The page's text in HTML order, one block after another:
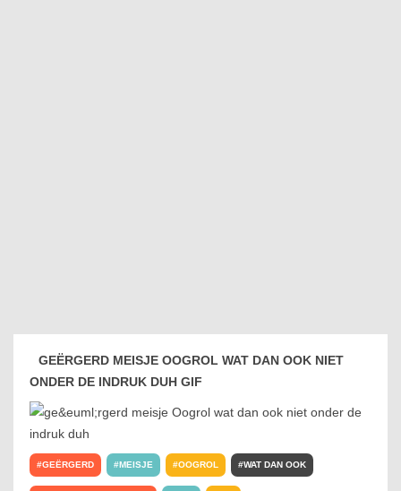
GEËRGERD MEISJE OOGROL WAT DAN OOK NIET
ONDER DE INDRUK DUH GIF
GEËRGERD MEISJE OOGROL WAT DAN OOK